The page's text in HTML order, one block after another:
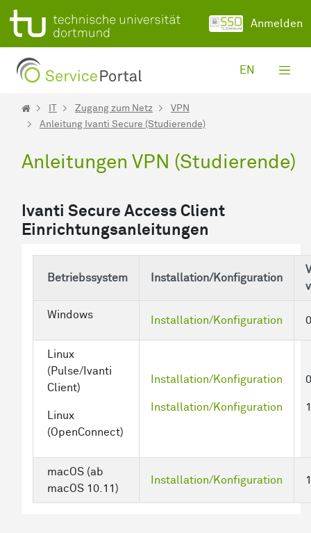
Zum Hauptinhalt springen
Anmelden
EN
Zugang zum Netz
VPN
Anleitung Ivanti Secure (Studierende)
Anleitungen VPN (Studierende)
Ivanti Secure Access Client
Einrichtungsanleitungen
Betriebssystem Installation/Konfiguration
Windows Installation/Konfiguration
Linux
(Pulse/Ivanti
Client)
Linux
(OpenConnect)
Installation/Konfiguration
Installation/Konfiguration
macOS (ab
macOS 10.11)
Installation/Konfiguration